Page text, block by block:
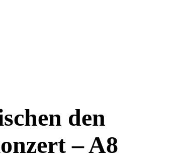
den
– A8